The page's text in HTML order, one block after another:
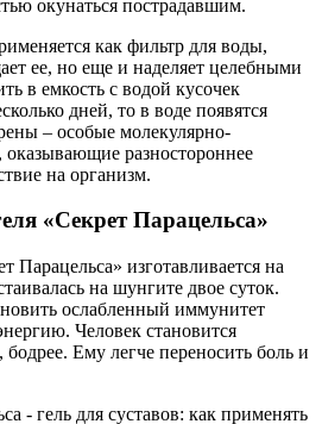
окунаться пострадавшим.
как фильтр для воды,
ее, но еще и наделяет целебными
в емкость с водой кусочек
дней, то в воде появятся
– особые молекулярно-
разностороннее
на организм.
«Секрет Парацельса»
Парацельса» изготавливается на
на шунгите двое суток.
ослабленный иммунитет
Человек становится
Ему легче переносить боль и